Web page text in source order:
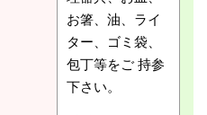
お箸、油、ライ
ター、ゴミ袋、
包丁等をご 持参
下さい。